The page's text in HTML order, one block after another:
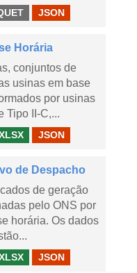
JSON
Horária
conjuntos de
usinas em base
por usinas
Tipo II-C,...
JSON
de Despacho
de geração
pelo ONS por
horária. Os dados
JSON